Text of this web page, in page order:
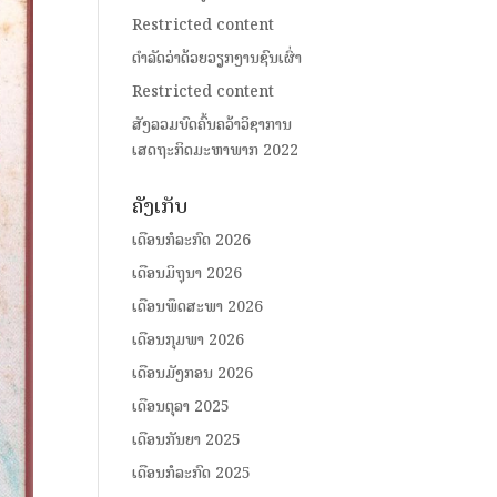
Restricted content
ດໍາລັດວ່າດ້ວຍວຽກງານຊົນເຜົ່າ
Restricted content
ສັງລວມບົດຄົ້ນຄວ້າວິຊາການ
ເສດຖະກິດມະຫາພາກ 2022
ຄັງເກັບ
ເດືອນກໍລະກົດ 2026
ເດືອນມິຖຸນາ 2026
ເດືອນພຶດສະພາ 2026
ເດືອນກຸມພາ 2026
ເດືອນມັງກອນ 2026
ເດືອນຕຸລາ 2025
ເດືອນກັນຍາ 2025
ເດືອນກໍລະກົດ 2025